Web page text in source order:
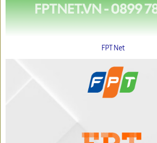
FPT Net